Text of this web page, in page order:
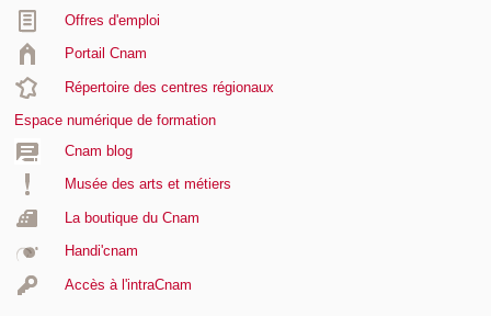
Offres d'emploi
Portail Cnam
Répertoire des centres régionaux
Espace numérique de formation
Cnam blog
Musée des arts et métiers
La boutique du Cnam
Handi'cnam
Accès à l'intraCnam